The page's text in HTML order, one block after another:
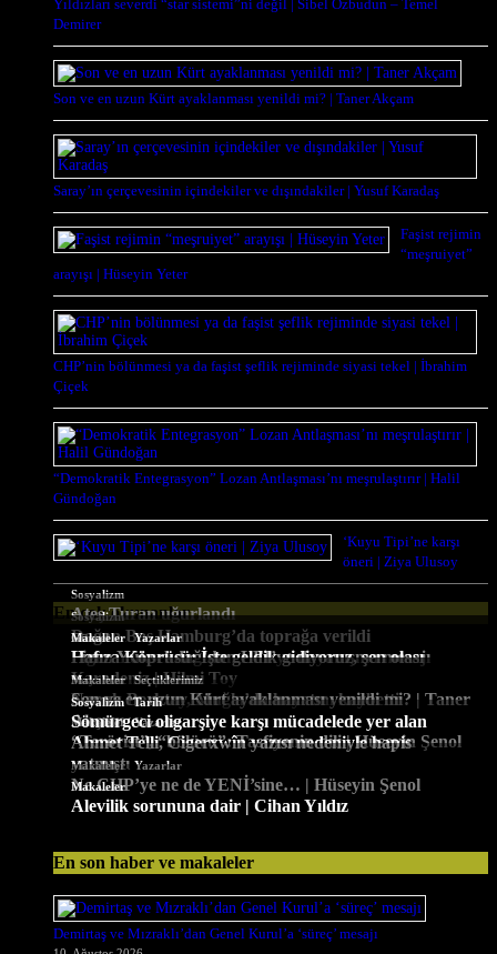
Yıldızları severdi “star sistemi”ni değil | Sibel Özbudun – Temel
Demirer
Son ve en uzun Kürt ayaklanması yenildi mi? | Taner Akçam
Saray’ın çerçevesinin içindekiler ve dışındakiler | Yusuf Karadaş
Faşist rejimin
“meşruiyet”
arayışı | Hüseyin Yeter
CHP’nin bölünmesi ya da faşist şeflik rejiminde siyasi tekel | İbrahim
Çiçek
“Demokratik Entegrasyon” Lozan Antlaşması’nı meşrulaştırır | Halil
Gündoğan
‘Kuyu Tipi’ne karşı
öneri | Ziya Ulusoy
En çok okunanlar
Sosyalizm
Ateş Turan uğurlandı
Sosyalizm
Doğan Baş Hamburg’da toprağa verildi
Güncel
Figen Yüksekdağ’dan LFI’ye dayanışma mesajı
Makaleler ,Yazarlar
Hafıza Köprüsü: İşte geldik gidiyoruz, şen olası
Karadeniz | Hilmi Toy
Sosyalizm
Namık Berktay, Muğla’da hayatını kaybetti
Makaleler,Seçtiklerimiz
Son ve en uzun Kürt ayaklanması yenildi mi? | Taner
Akçam
Makaleler,Yazarlar
“Terörist”, “bölücü”: Tasfiyenin dili | Hüseyin Şenol
Sosyalizm,Tarih
Sömürgeci oligarşiye karşı mücadelede yer alan
Ahmet Telli, Cigerxwîn yazısı nedeniyle hapis
yatmıştı
Makaleler, Yazarlar
Ne CHP’ye ne de YENİ’sine… | Hüseyin Şenol
Makaleler
Alevilik sorununa dair | Cihan Yıldız
En son haber ve makaleler
Demirtaş ve Mızraklı’dan Genel Kurul’a ‘süreç’ mesajı